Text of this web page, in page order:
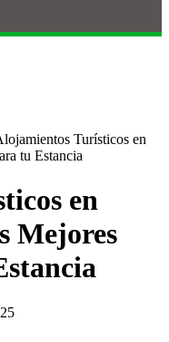
Turísticos en
tu Estancia
en
Mejores